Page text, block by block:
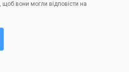
вони могли відповісти на